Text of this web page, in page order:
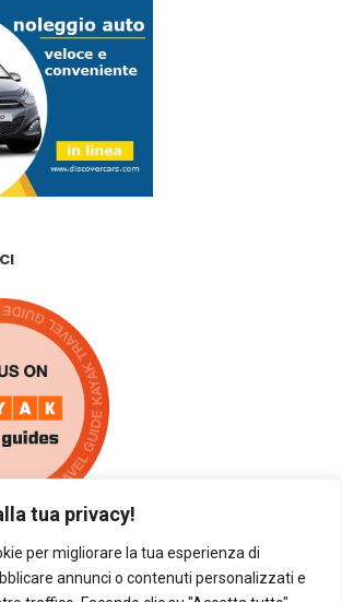
tua privacy!
per migliorare la tua esperienza di
annunci o contenuti personalizzati e